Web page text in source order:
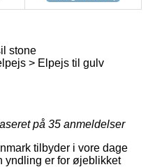
stone
> Elpejs til gulv
på 35 anmeldelser
tilbyder i vore dage
yndling er for øjeblikket